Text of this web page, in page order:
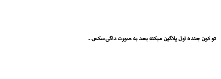
تو کون جنده اول پلاگین میکنه بعد به صورت داگی سکس...